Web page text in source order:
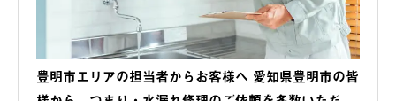
豊明市エリアの担当者からお客様へ 愛知県豊明市の皆